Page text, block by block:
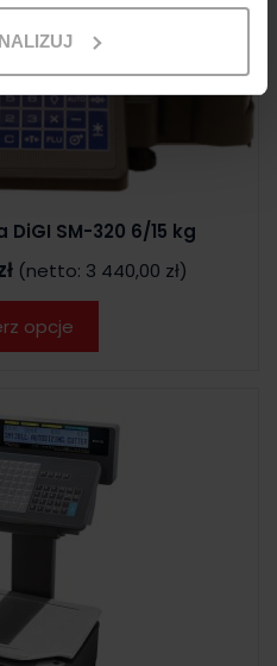
SM-320 6/15 kg
(netto: 3 440,00 zł)
opcje